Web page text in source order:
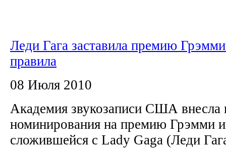
Леди Гага заставила премию
правила
08 Июля 2010
Академия звукозаписи США внесла
номинирования на премию Грэмми
сложившейся с Lady Gaga (Леди